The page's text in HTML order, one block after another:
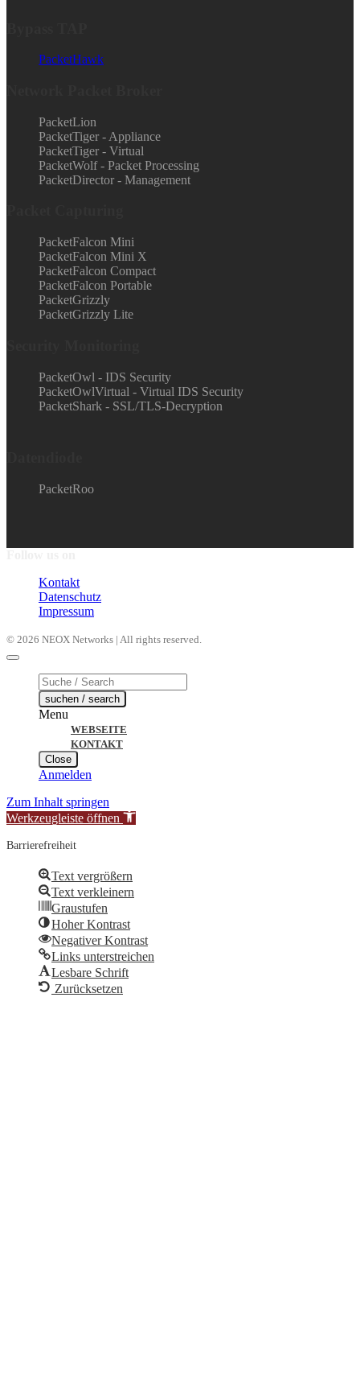
PacketHawk
PacketLion
PacketTiger - Appliance
PacketTiger - Virtual
PacketWolf - Packet Processing
PacketDirector - Management
PacketFalcon Mini
PacketFalcon Mini X
PacketFalcon Compact
PacketFalcon Portable
PacketGrizzly
PacketGrizzly Lite
PacketOwl - IDS Security
PacketOwlVirtual - Virtual IDS Security
PacketShark - SSL/TLS-Decryption
PacketRoo
Kontakt
Datenschutz
Impressum
© 2026 NEOX Networks | All rights reserved.
Products
search
suchen / search
Menu
WEBSEITE
KONTAKT
Close
Anmelden
Zum Inhalt springen
Werkzeugleiste öffnen
Barrierefreiheit
Text vergrößern
Text verkleinern
Graustufen
Hoher Kontrast
Negativer Kontrast
Links unterstreichen
Lesbare Schrift
Zurücksetzen